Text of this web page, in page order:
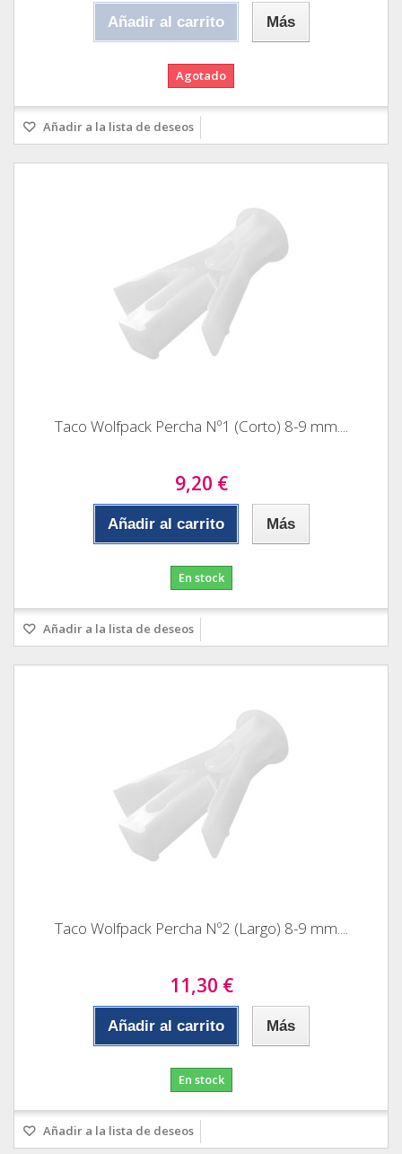
Añadir al carrito Más
Agotado
Añadir a la lista de deseos
Taco Wolfpack Percha Nº1 (Corto) 8-9 mm....
9,20 €
Añadir al carrito Más
En stock
Añadir a la lista de deseos
Taco Wolfpack Percha Nº2 (Largo) 8-9 mm....
11,30 €
Añadir al carrito Más
En stock
Añadir a la lista de deseos